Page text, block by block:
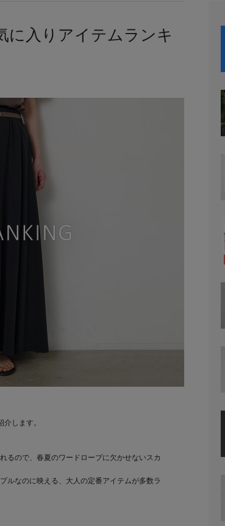
に入りアイテムランキ
します。
るので、春夏のワードローブに欠かせないスカ
ルなのに映える、大人の定番アイテムが多数ラ